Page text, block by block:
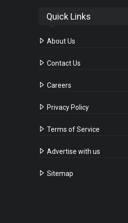
Quick Links
About Us
Contact Us
Careers
Privacy Policy
Terms of Service
Advertise with us
Sitemap